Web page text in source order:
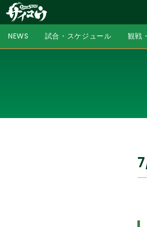
NEWS 試合・スケジュール 観戦